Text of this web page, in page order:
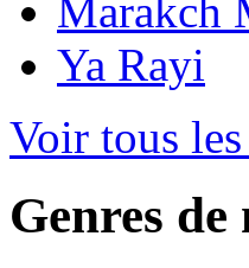
Marakch
Ya Rayi
Voir tous
Genres